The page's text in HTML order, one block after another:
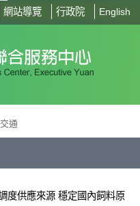
網站導覽 行政院 English
通
度供應來源 穩定國內飼料原